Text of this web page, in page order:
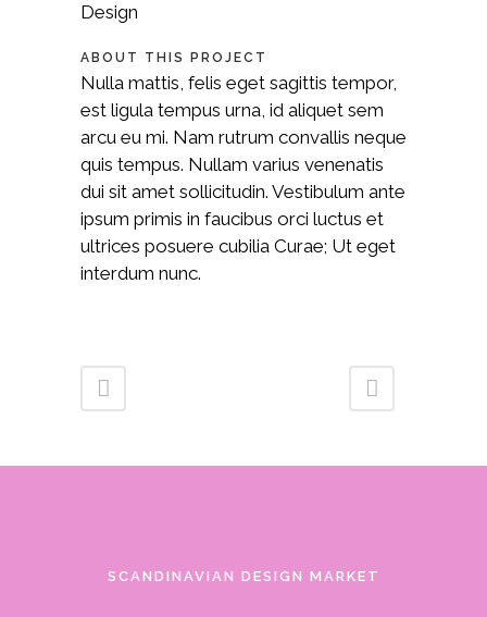
Design
ABOUT THIS PROJECT
Nulla mattis, felis eget sagittis tempor,
est ligula tempus urna, id aliquet sem
arcu eu mi. Nam rutrum convallis neque
quis tempus. Nullam varius venenatis
dui sit amet sollicitudin. Vestibulum ante
ipsum primis in faucibus orci luctus et
ultrices posuere cubilia Curae; Ut eget
interdum nunc.
SCANDINAVIAN DESIGN MARKET